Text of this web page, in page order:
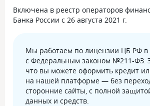
Включена в реестр операторов
Банка России с 26 августа 2021 г.
Мы работаем по лицензии ЦБ РФ в
с Федеральным законом №211-ФЗ.
что вы можете оформить кредит
на нашей платформе — без
сторонние сайты, с полной
данных и средств.